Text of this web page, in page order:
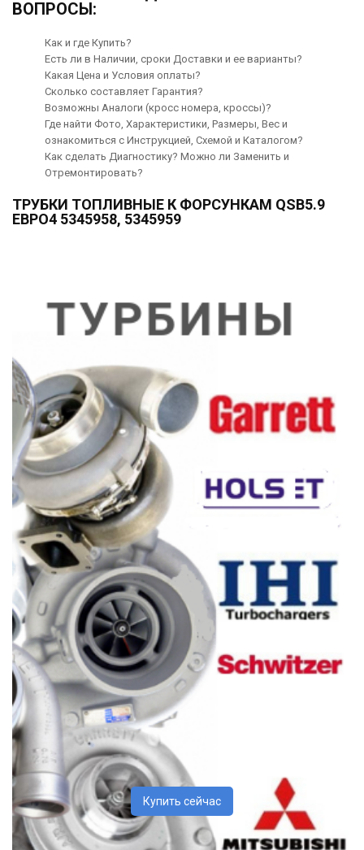
ВОПРОСЫ:
Как и где Купить?
Есть ли в Наличии, сроки Доставки и ее варианты?
Какая Цена и Условия оплаты?
Сколько составляет Гарантия?
Возможны Аналоги (кросс номера, кроссы)?
Где найти Фото, Характеристики, Размеры, Вес и
ознакомиться с Инструкцией, Схемой и Каталогом?
Как сделать Диагностику? Можно ли Заменить и
Отремонтировать?
ТРУБКИ ТОПЛИВНЫЕ К ФОРСУНКАМ QSB5.9
ЕВРО4 5345958, 5345959
Купить сейчас